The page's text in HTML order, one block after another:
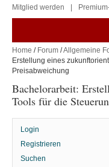
Mitglied werden
Home / Forum /Allgemeine
Erstellung eines
Preisabweichung
Bachelorarbeit:
Tools für die
Login
Registrieren
Suchen